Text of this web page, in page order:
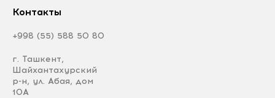
Контакты
+998 (55) 588 50 80
г. Ташкент,
Шайхантахурский
р-н, ул. Абая, дом
10А